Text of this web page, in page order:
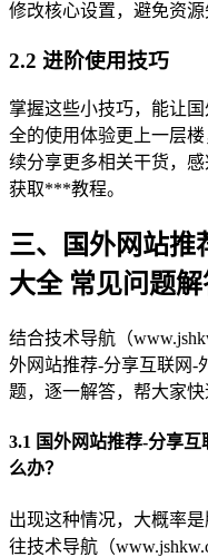
修改核心设置，避免资源
2.2 进阶使用技巧
掌握这些小技巧，能让
全的使用体验更上一层
续分享更多相关干货，感
获取***教程。
三、国外网站推
大全 常见问题解
结合技术导航（
外网站推荐-分享互联网-
题，逐一解答，帮大家
3.1 国外网站推荐-分享
么办？
出现这种情况，大概率
往技术导航（